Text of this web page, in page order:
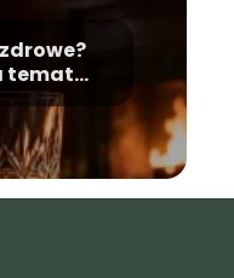
temat